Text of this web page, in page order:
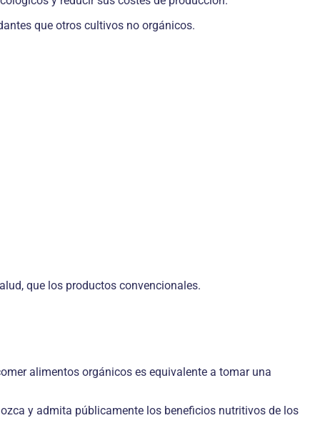
que otros cultivos no orgánicos.
que los productos convencionales.
alimentos orgánicos es equivalente a tomar una
y admita públicamente los beneficios nutritivos de los